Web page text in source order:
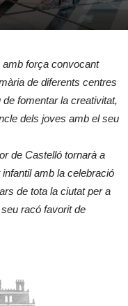
força convocant
de diferents centres
de fomentar la creativitat,
dels joves amb el seu
de Castelló tornarà a
amb la celebració
de tota la ciutat per a
racó favorit de